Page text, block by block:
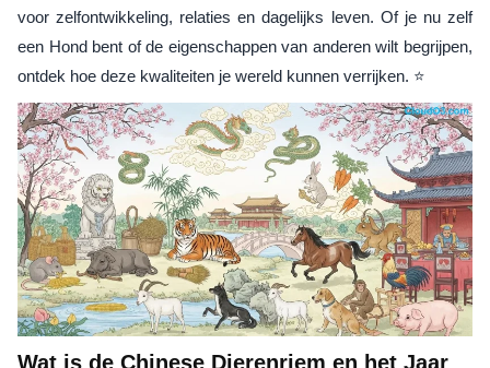
voor zelfontwikkeling, relaties en dagelijks leven. Of je nu zelf
een Hond bent of de eigenschappen van anderen wilt begrijpen,
ontdek hoe deze kwaliteiten je wereld kunnen verrijken. ⭐
Wat is de Chinese Dierenriem en het Jaar